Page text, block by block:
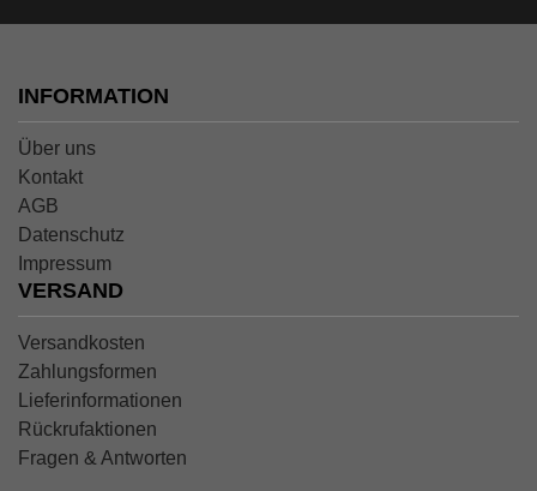
INFORMATION
Über uns
Kontakt
AGB
Datenschutz
Impressum
VERSAND
Versandkosten
Zahlungsformen
Lieferinformationen
Rückrufaktionen
Fragen & Antworten